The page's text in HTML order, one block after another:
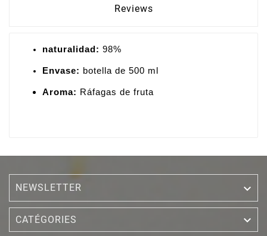
Reviews
naturalidad: 98%
Envase: botella de 500 ml
Aroma: Ráfagas de fruta
NEWSLETTER 
CATÉGORIES 